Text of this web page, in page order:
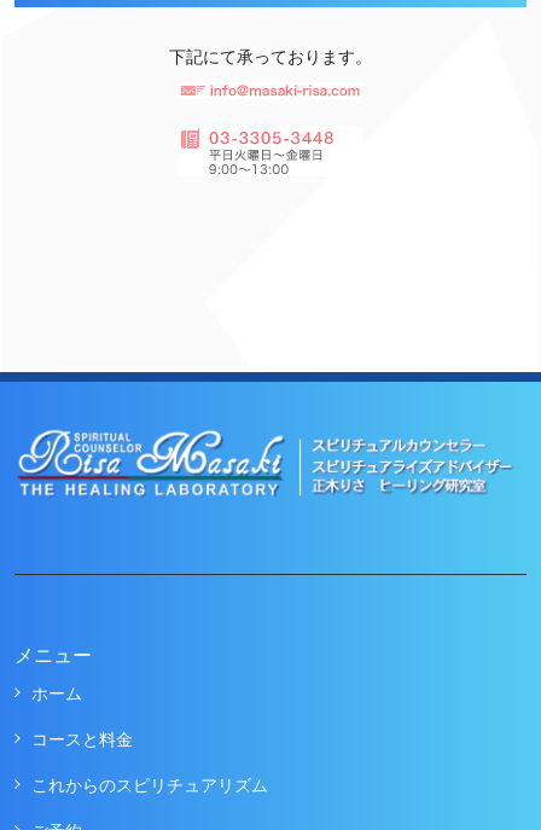
下記にて承っております。
メニュー
ホーム
コースと料金
これからのスピリチュアリズム